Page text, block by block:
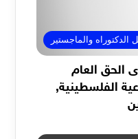
الدكتوراه والماجستير
العام
الفلسطينية,